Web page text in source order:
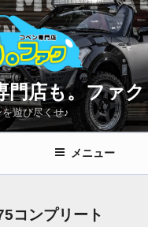
門店も。ファク
遊び尽くせ♪
メニュー
コンプリート